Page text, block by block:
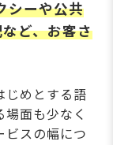
シーや公共
ど、お客さ
じめとする語
面も少なく
ビスの幅につ